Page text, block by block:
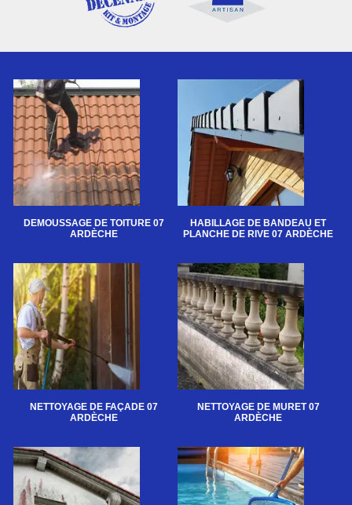
DEMOUSSAGE DE TOITURE 07
ARDÈCHE
HABILLAGE DE BANDEAU ET
PLANCHE DE RIVE 07 ARDÈCHE
NETTOYAGE DE FAÇADE 07
ARDÈCHE
NETTOYAGE DE MURET 07
ARDÈCHE